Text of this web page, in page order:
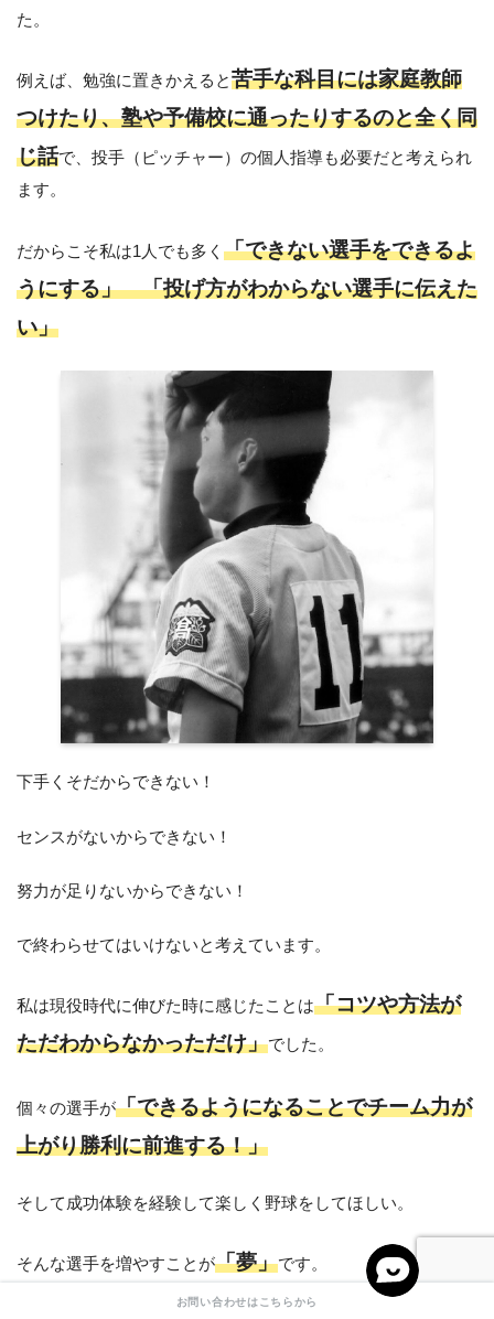
た。
例えば、勉強に置きかえると苦手な科目には家庭教師
つけたり、塾や予備校に通ったりするのと全く同
じ話で、投手（ピッチャー）の個人指導も必要だと考えられ
ます。
だからこそ私は1人でも多く 「できない選手をできるよ
うにする」
「投げ方がわからない選手に伝えた
い」
下手くそだからできない！
センスがないからできない！
努力が足りないからできない！
で終わらせてはいけないと考えています。
私は現役時代に伸びた時に感じたことは「コツや方法が
ただわからなかっただけ」でした。
個々の選手が「できるようになることでチーム力が
上がり勝利に前進する！」
そして成功体験を経験して楽しく野球をしてほしい。
そんな選手を増やすことが「夢」です。
お問い合わせはこちらから